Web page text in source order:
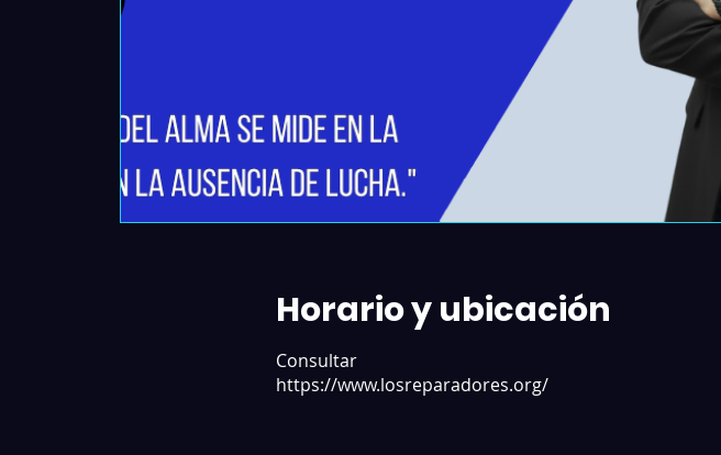
Horario y ubicación
Consultar
https://www.losreparadores.org/